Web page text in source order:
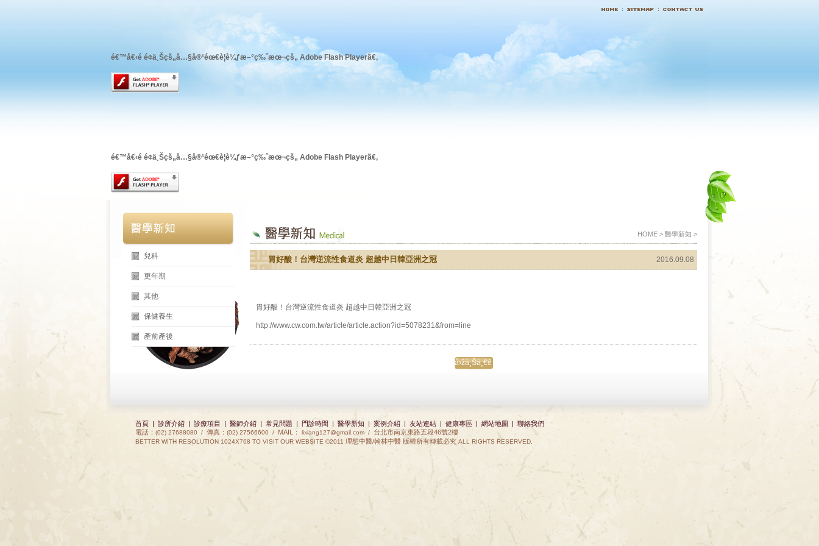
é€™å€‹é é¢ä¸Šçš„å…§å®¹éœ€è¦è¼ƒæ–°ç‰ˆæœ¬çš„ Adobe Flash Playerã€‚
é€™å€‹é é¢ä¸Šçš„å…§å®¹éœ€è¦è¼ƒæ–°ç‰ˆæœ¬çš„ Adobe Flash Playerã€‚
兒科
更年期
其他
保健養生
產前產後
HOME > 醫學新知 >
胃好酸！台灣逆流性食道炎 超越中日韓亞洲之冠 2016.09.08
胃好酸！台灣逆流性食道炎 超越中日韓亞洲之冠
http://www.cw.com.tw/article/article.action?id=5078231&from=line
å›žä¸Šä¸€é 
首頁| 診所介紹| 診療項目 | 醫師介紹| 常見問題 | 門診時間 | 醫學新知 | 案例介紹| 友站連結| 健康專區| 網站地圖 | 聯絡我們
電話： (02) 27688080 / 傳真： (02) 27566600 / MAIL： lixiang127@gmail.com / 台北市南京東路五段46號2樓
BETTER WITH RESOLUTION 1024X768 TO VISIT OUR WEBSITE ©2011 理想中醫/翰林中醫 版權所有轉載必究ALL RIGHTS RESERVED,